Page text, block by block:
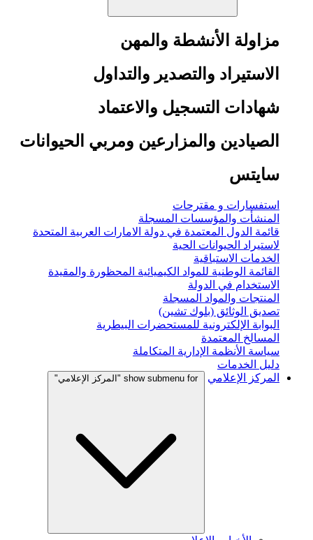
مزاولة الأنشطة والمهن
الاستيراد والتصدير والتداول
شهادات التسجيل والاعتماد
الصيادين والمزارعين ومربي الحيوانات
سايتس
استفسارات و مقترحات
المنشأت والمؤسسات المسجلة
قائمة الدول المعتمدة في دولة الامارات العربية المتحدة
لاستيراد الحيوانات الحية
الخدمات الاستباقية
القائمة الوطنية للمواد الكيميائية المحظورة والمقيدة
الاستخدام في الدولة
المنتجات والمواد المسجلة
تصديق الوثائق (بلوك تشين)
البوابة الإلكترونية للمستحضرات البيطرية
المسالخ المعتمدة
سياسة الأنظمة الإدارية المتكاملة
دليل الخدمات
المركز الإعلامي
show submenu for "المركز الإعلامي"